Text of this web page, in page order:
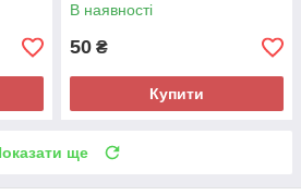
В наявності
50 ₴
Купити
ще